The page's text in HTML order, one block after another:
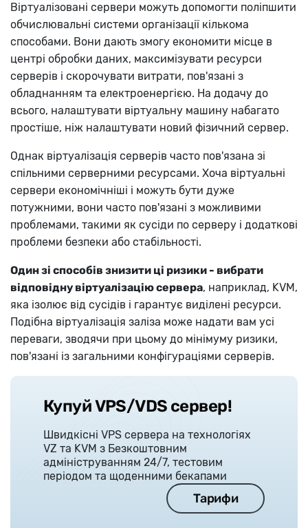
Віртуалізовані сервери можуть допомогти поліпшити
обчислювальні системи організації кількома
способами. Вони дають змогу економити місце в
центрі обробки даних, максимізувати ресурси
серверів і скорочувати витрати, пов'язані з
обладнанням та електроенергією. На додачу до
всього, налаштувати віртуальну машину набагато
простіше, ніж налаштувати новий фізичний сервер.
Однак віртуалізація серверів часто пов'язана зі
спільними серверними ресурсами. Хоча віртуальні
сервери економічніші і можуть бути дуже
потужними, вони часто пов'язані з можливими
проблемами, такими як сусіди по серверу і додаткові
проблеми безпеки або стабільності.
Один зі способів знизити ці ризики - вибрати
відповідну віртуалізацію сервера, наприклад, KVM,
яка ізолює від сусідів і гарантує виділені ресурси.
Подібна віртуалізація заліза може надати вам усі
переваги, зводячи при цьому до мінімуму ризики,
пов'язані із загальними конфігураціями серверів.
Купуй VPS/VDS сервер!
Швидкісні VPS сервера на технологіях
VZ та KVM з Безкоштовним
адмініструванням 24/7, тестовим
періодом та щоденними бекапами
Тарифи